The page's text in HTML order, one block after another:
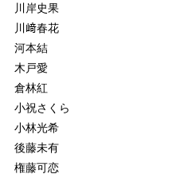
川岸史果
川﨑春花
河本結
木戸愛
倉林紅
小祝さくら
小林光希
後藤未有
権藤可恋